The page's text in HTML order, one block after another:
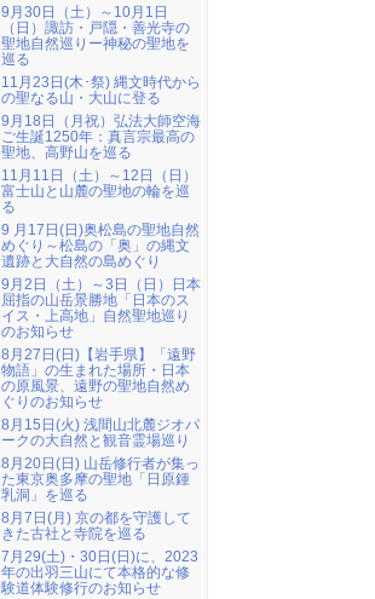
9月30日（土）～10月1日
（日）諏訪・戸隠・善光寺の
聖地自然巡りー神秘の聖地を
巡る
11月23日(木･祭) 縄文時代から
の聖なる山・大山に登る
9月18日（月祝）弘法大師空海
ご生誕1250年：真言宗最高の
聖地、高野山を巡る
11月11日（土）～12日（日）
富士山と山麓の聖地の輪を巡
る
9 月17日(日)奥松島の聖地自然
めぐり～松島の「奥」の縄文
遺跡と大自然の島めぐり
9月2日（土）～3日（日）日本
屈指の山岳景勝地「日本のス
イス・上高地」自然聖地巡り
のお知らせ
8月27日(日)【岩手県】「遠野
物語」の生まれた場所・日本
の原風景、遠野の聖地自然め
ぐりのお知らせ
8月15日(火) 浅間山北麓ジオパ
ークの大自然と観音霊場巡り
8月20日(日) 山岳修行者が集っ
た東京奥多摩の聖地「日原鍾
乳洞」を巡る
8月7日(月) 京の都を守護して
きた古社と寺院を巡る
7月29(土)・30日(日)に、2023
年の出羽三山にて本格的な修
験道体験修行のお知らせ